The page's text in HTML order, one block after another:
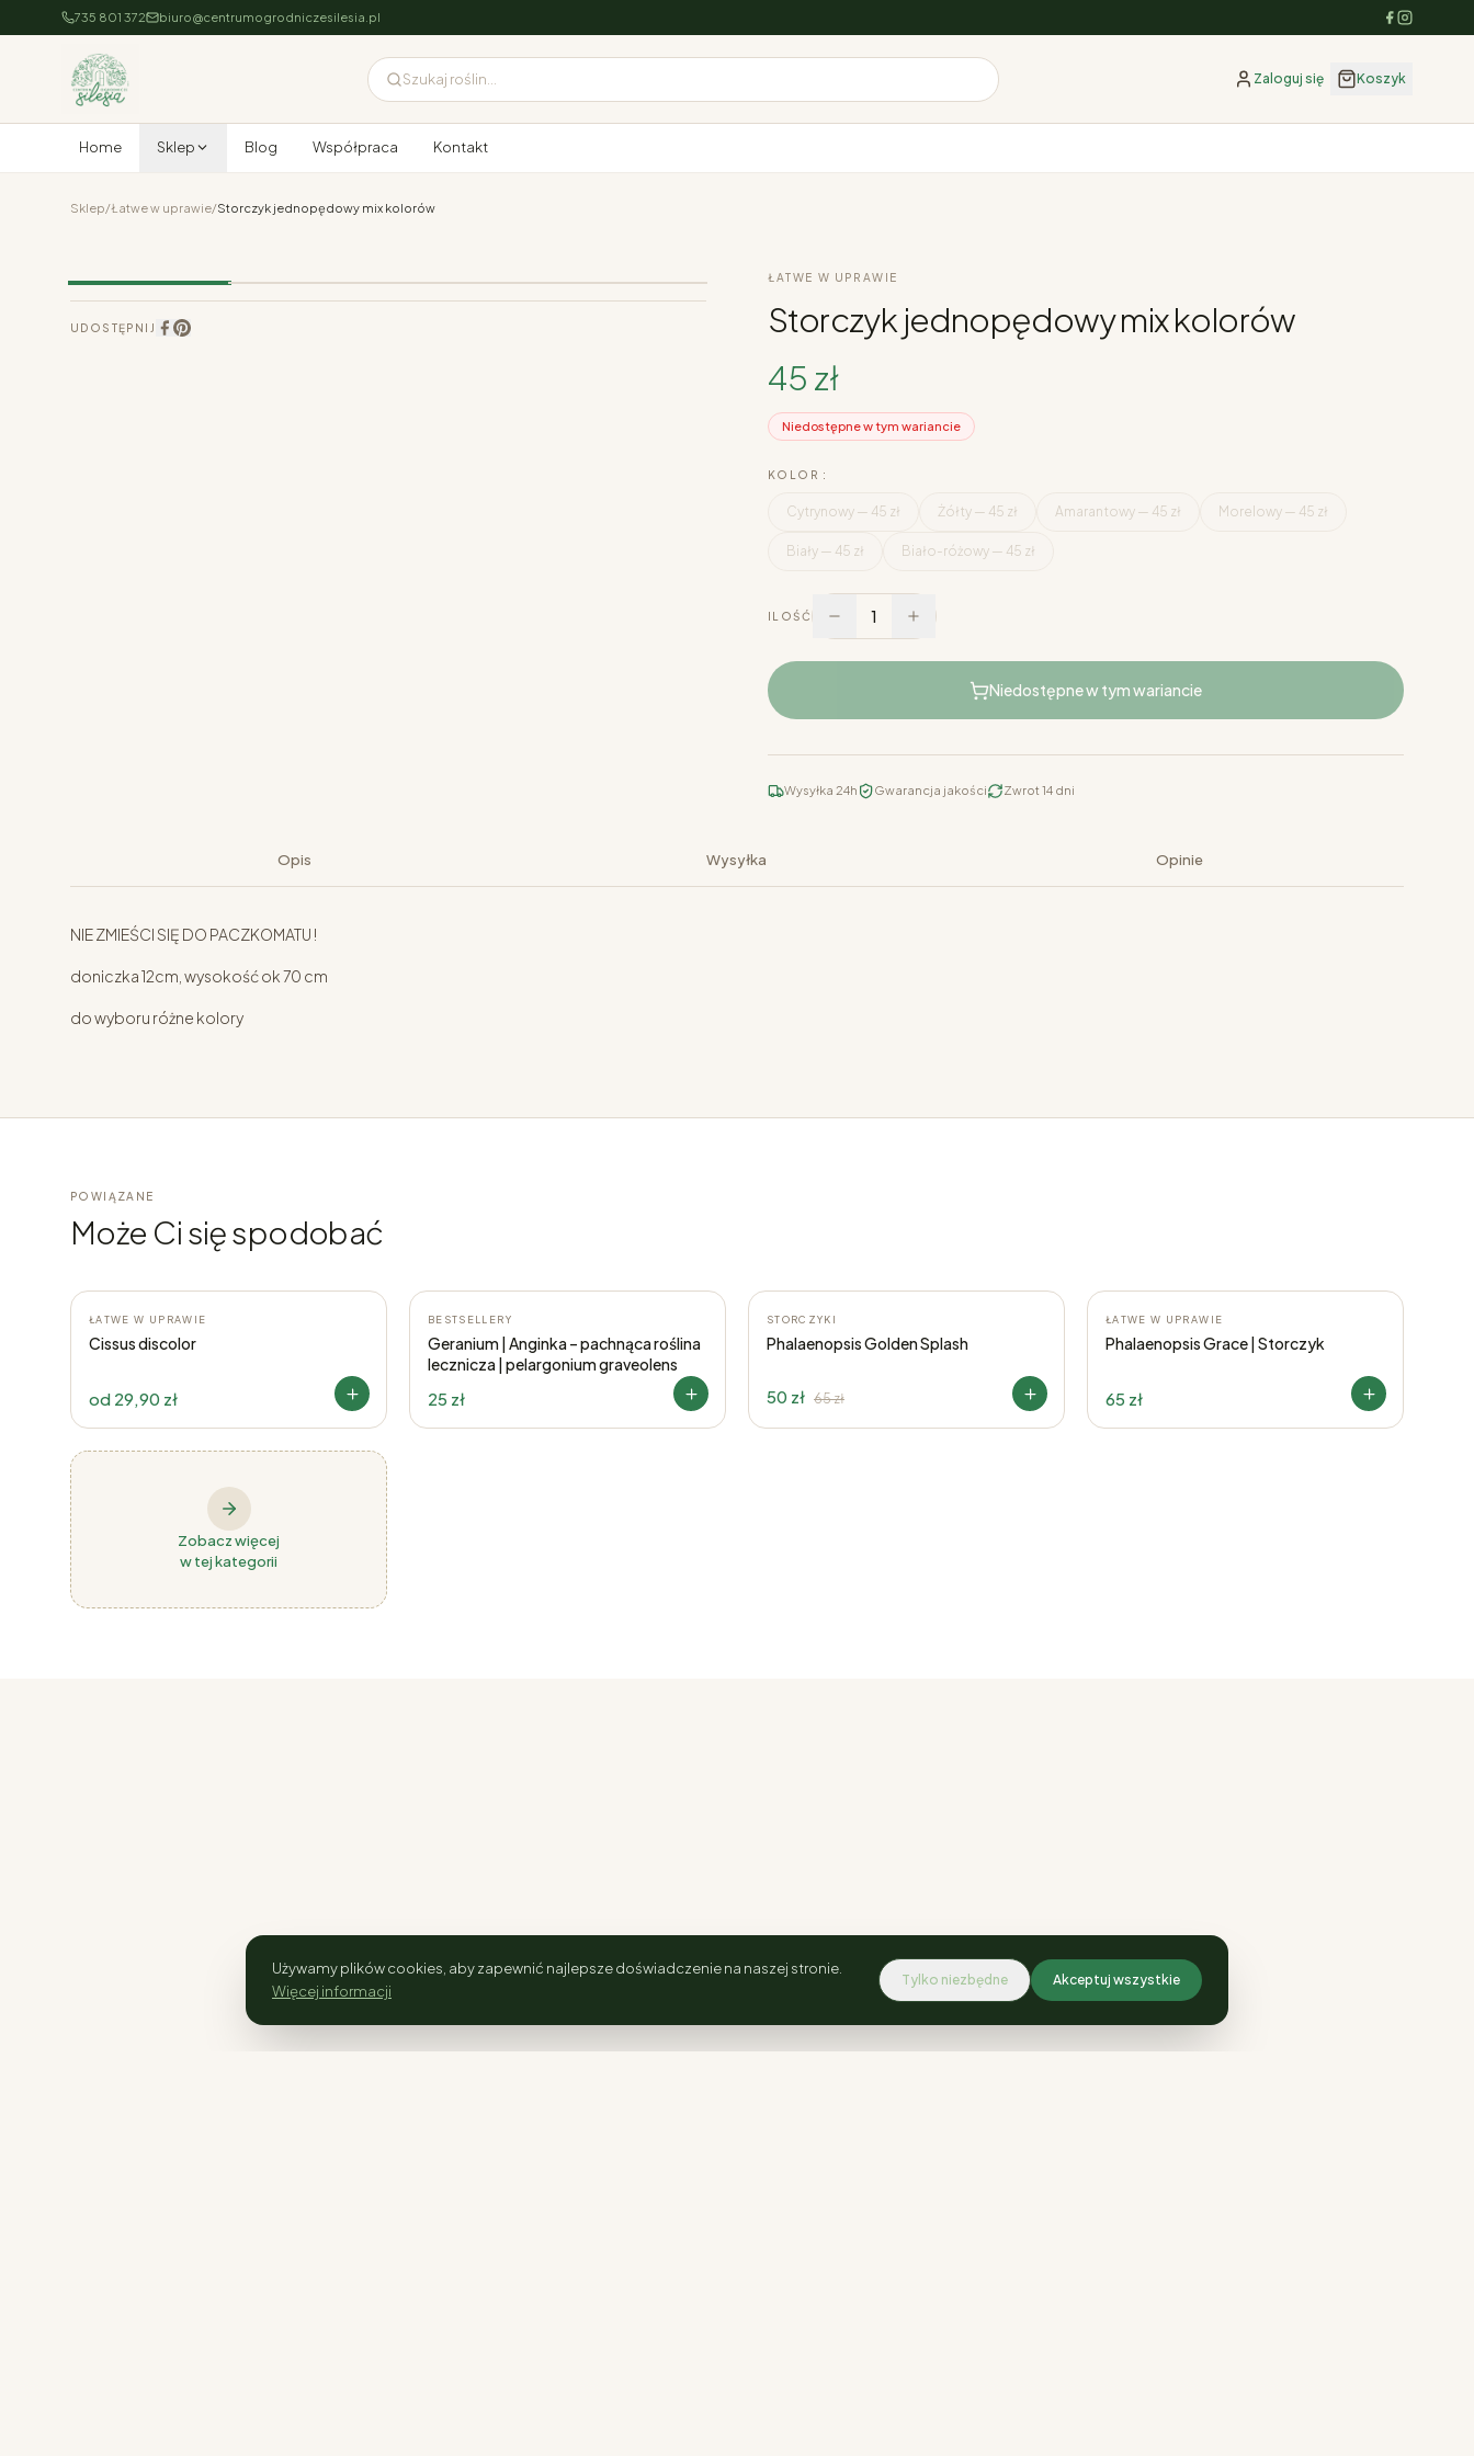
735 801 372 biuro@centrumogrodniczesilesia.pl
Szukaj roślin... Zaloguj się Koszyk
Home Sklep Blog Współpraca Kontakt
Sklep/Łatwe w uprawie/Storczyk jednopędowy mix kolorów
UDOSTĘPNIJ
ŁATWE W UPRAWIE
Storczyk jednopędowy mix kolorów
45 zł
Niedostępne w tym wariancie
KOLOR :
Cytrynowy — 45 zł Żółty — 45 zł Amarantowy — 45 zł Morelowy — 45 zł
Biały — 45 zł Biało-różowy — 45 zł
ILOŚĆ 1
Niedostępne w tym wariancie
Wysyłka 24h Gwarancja jakości Zwrot 14 dni
Opis Wysyłka Opinie
NIE ZMIEŚCI SIĘ DO PACZKOMATU !
doniczka 12cm, wysokość ok 70 cm
do wyboru różne kolory
POWIĄZANE
Może Ci się spodobać
ŁATWE W UPRAWIE
Cissus discolor
od 29,90 zł
BESTSELLERY
Geranium | Anginka – pachnąca roślina
lecznicza | pelargonium graveolens
25 zł
-23%
STORCZYKI
Phalaenopsis Golden Splash
50 zł 65zł
ŁATWE W UPRAWIE
Phalaenopsis Grace | Storczyk
65 zł
Zobacz więcej
w tej kategorii
Używamy plików cookies, aby zapewnić najlepsze doświadczenie na naszej stronie.
Więcej informacji
Tylko niezbędne Akceptuj wszystkie